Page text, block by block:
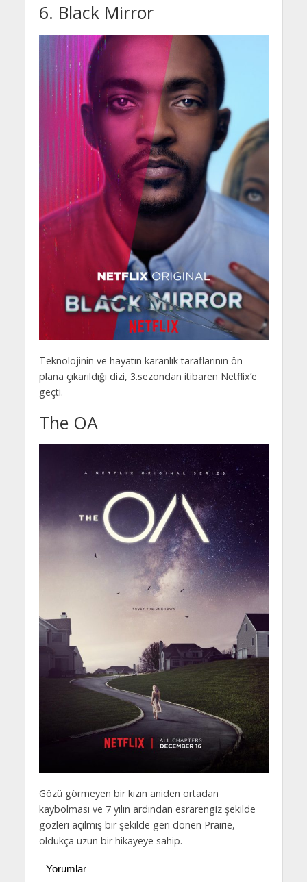
6. Black Mirror
Teknolojinin ve hayatın karanlık taraflarının ön
plana çıkarıldığı dizi, 3.sezondan itibaren Netflix’e
geçti.
The OA
Gözü görmeyen bir kızın aniden ortadan
kaybolması ve 7 yılın ardından esrarengiz şekilde
gözleri açılmış bir şekilde geri dönen Prairie,
oldukça uzun bir hikayeye sahip.
Yorumlar